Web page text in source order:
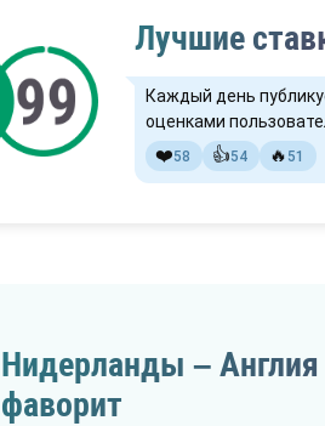
Лучшие
Каждый день
оценками
❤️58 👍54 🔥 51
Нидерланды –
фаворит